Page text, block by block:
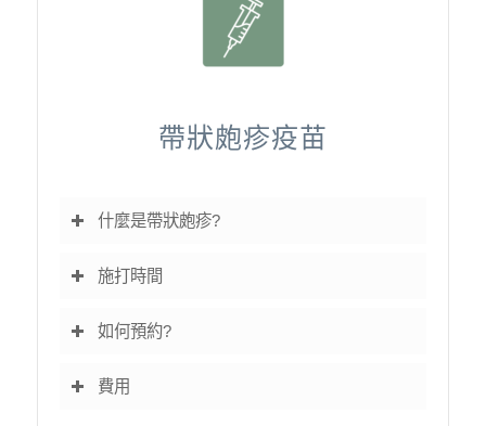
帶狀皰疹疫苗
什麼是帶狀皰疹?
施打時間
如何預約?
費用